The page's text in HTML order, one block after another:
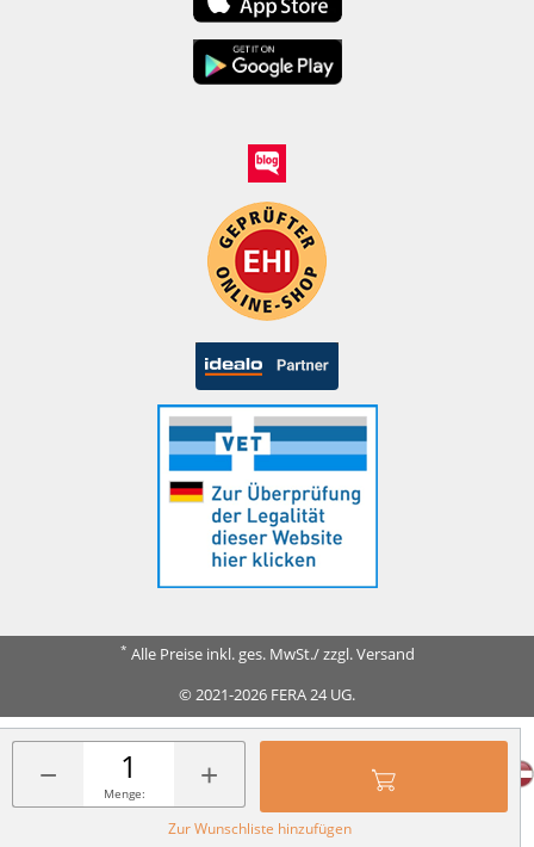
− +
Menge:
Zur Wunschliste hinzufügen
* Alle Preise inkl. ges. MwSt./ zzgl. Versand
© 2021-2026 FERA 24 UG.
FERA INTERNATIONAL: